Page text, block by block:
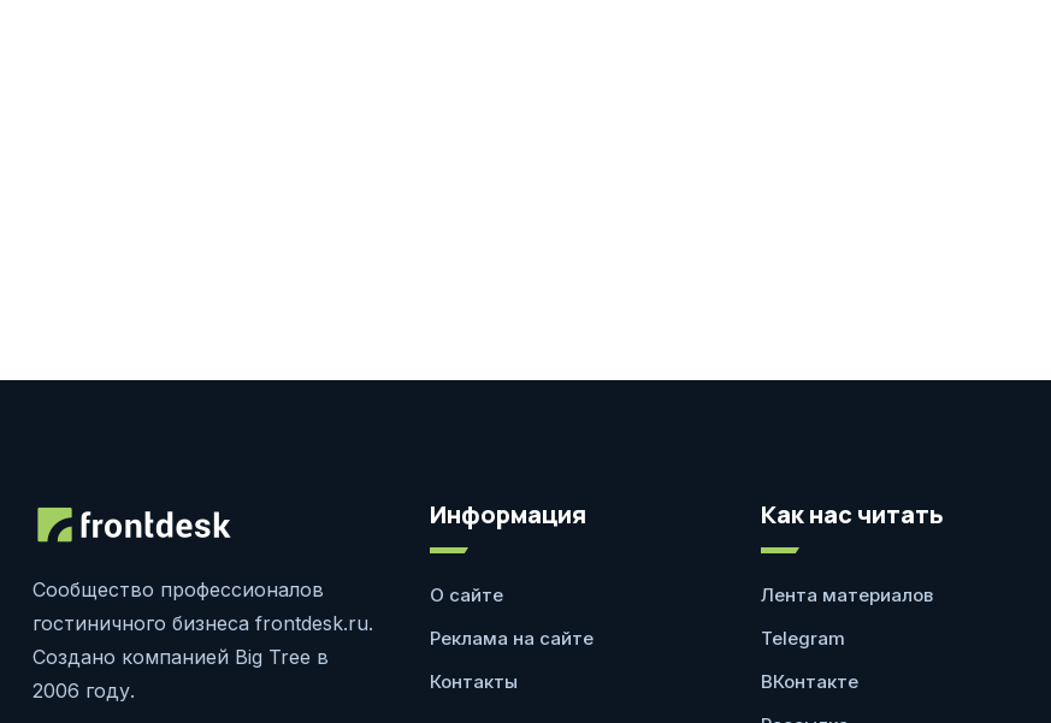
Сообщество профессионалов
гостиничного бизнеса frontdesk.ru.
Создано компанией Big Tree в
2006 году.
Информация
О сайте
Реклама на сайте
Контакты
Как нас читать
Лента материалов
Telegram
ВКонтакте